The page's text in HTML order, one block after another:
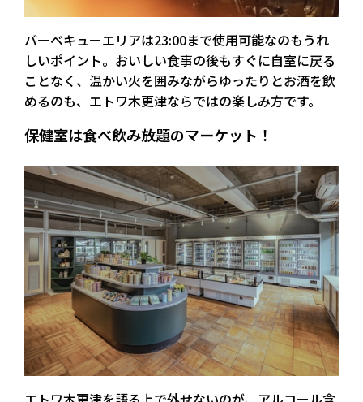
バーベキューエリアは23:00まで使用可能なのもうれ
しいポイント。 おいしい食事の後もすぐに自室に戻る
ことなく、温かい火を囲みながらゆったりとお酒を飲
めるのも、エトワ木更津ならではの楽しみ方です。
保健室は食べ飲み放題のマーケット！